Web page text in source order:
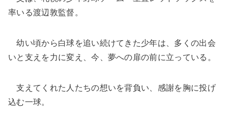
率いる渡辺敦監督。
幼い頃から白球を追い続けてきた少年は、多くの出会
いと支えを力に変え、今、夢への扉の前に立っている。
支えてくれた人たちの想いを背負い、感謝を胸に投げ
込む一球。